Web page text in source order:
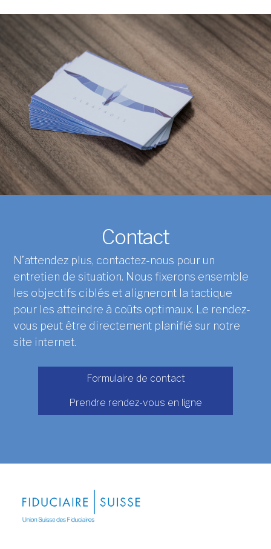
Contact
N’attendez plus, contactez-nous pour un
entretien de situation. Nous fixerons ensemble
les objectifs ciblés et aligneront la tactique
pour les atteindre à coûts optimaux. Le rendez-
vous peut être directement planifié sur notre
site internet.
Formulaire de contact
Prendre rendez-vous en ligne